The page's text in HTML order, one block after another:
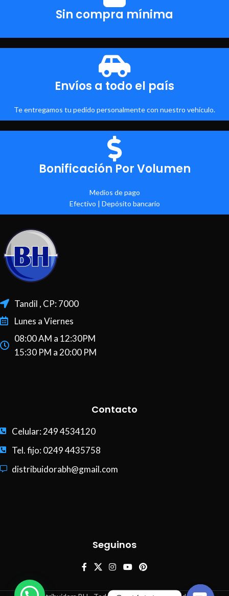
Sin compra mínima
Envíos a todo el país
Te entregamos tu pedido personalmente con nuestro vehículo.
Bonificación Por Volumen
Medios de pago
Efectivo | Depósito bancario
Tandil , CP: 7000
Lunes a Viernes
08:00 AM a 12:30PM
15:30 PM a 20:00 PM
Contacto
Celular: 249 4534120
Tel. fijo: 0249 4435758
distribuidorabh@gmail.com
Seguinos